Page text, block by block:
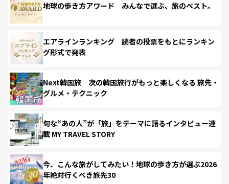
地球の歩き方アワード みんなで選ぶ、旅のベスト。
エアラインランキング 読者の投票をもとにランキン
グ形式で発表
Next韓国旅 次の韓国旅行がもっと楽しくなる 旅先・
グルメ・テクニック
旬な“あの人”が「旅」をテーマに語るインタビュー連
載 MY TRAVEL STORY
今、こんな旅がしてみたい！地球の歩き方が選ぶ2026
年絶対行くべき旅先30